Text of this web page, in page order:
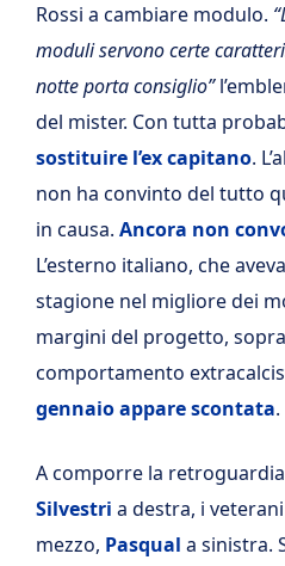
Rossi a cambiare modulo.
moduli servono certe
notte porta consiglio”
del mister. Con tutta
sostituire l’ex capitano.
non ha convinto del tutto
in causa. Ancora non
L’esterno italiano, che
stagione nel migliore dei
margini del progetto,
comportamento
gennaio appare scontata.
A comporre la
Silvestri a destra, i veterani
mezzo, Pasqual a sinistra.